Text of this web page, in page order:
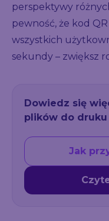
perspektywy
pewność, że kod
wszystkich
sekundy – zwiększ
Dowiedz się
plików do
Jak